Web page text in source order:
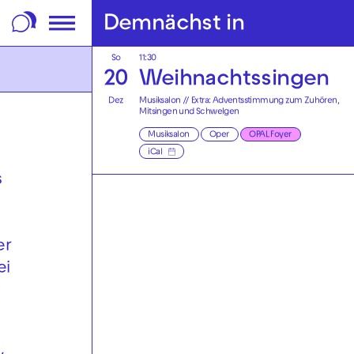
Footer springen
Demnächst in
So
20
Dez
11:30
Weihnachtssingen
Musiksalon // Extra: Adventsstimmung zum Zuhören,
Mitsingen und Schwelgen
Musiksalon Oper OPAL Foyer
iCal